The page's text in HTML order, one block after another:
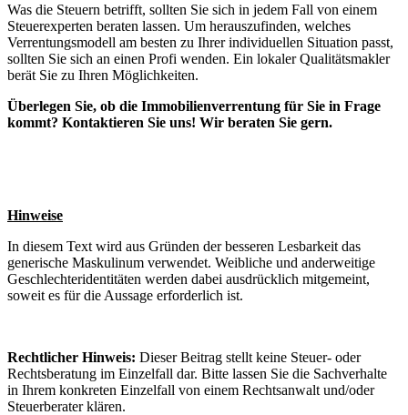
Was die Steuern betrifft, sollten Sie sich in jedem Fall von einem
Steuerexperten beraten lassen. Um herauszufinden, welches
Verrentungsmodell am besten zu Ihrer individuellen Situation passt,
sollten Sie sich an einen Profi wenden. Ein lokaler Qualitätsmakler
berät Sie zu Ihren Möglichkeiten.
Überlegen Sie, ob die Immobilienverrentung für Sie in Frage
kommt? Kontaktieren Sie uns! Wir beraten Sie gern.
Hinweise
In diesem Text wird aus Gründen der besseren Lesbarkeit das
generische Maskulinum verwendet. Weibliche und anderweitige
Geschlechteridentitäten werden dabei ausdrücklich mitgemeint,
soweit es für die Aussage erforderlich ist.
Rechtlicher Hinweis: Dieser Beitrag stellt keine Steuer- oder
Rechtsberatung im Einzelfall dar. Bitte lassen Sie die Sachverhalte
in Ihrem konkreten Einzelfall von einem Rechtsanwalt und/oder
Steuerberater klären.